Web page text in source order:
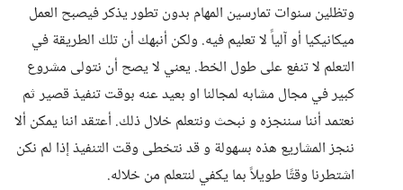
وتظلين سنوات تمارسين المهام بدون تطور يذكر فيصبح العمل
ميكانيكيا أو آلياً لا تعليم فيه. ولكن أنبهك أن تلك الطريقة في
التعلم لا تنفع على طول الخط. يعني لا يصح أن نتولى مشروع
كبير في مجال مشابه لمجالنا او بعيد عنه بوقت تنفيذ قصير ثم
نعتمد أننا سننجزه و نبحث ونتعلم خلال ذلك. أعتقد اننا يمكن ألا
ننجز المشاريع هذه بسهولة و قد نتخطى وقت التنفيذ إذا لم نكن
اشتطرنا وقتًا طويلاً بما يكفي لنتعلم من خلاله.